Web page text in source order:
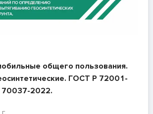
общего пользования.
ГОСТ Р 72001-
2022.